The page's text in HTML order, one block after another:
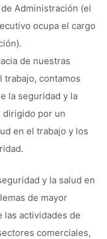
Administración (el
ocupa el cargo
de nuestras
trabajo, contamos
la seguridad y la
dirigido por un
en el trabajo y los
y la salud en
de mayor
las actividades de
comerciales,